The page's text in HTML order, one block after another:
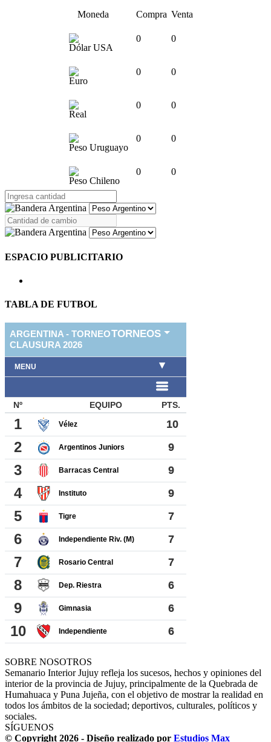
Moneda Compra Venta
Dólar USA
0 0
Euro
0 0
Real
0 0
Peso Uruguayo
0 0
Peso Chileno
0 0
ESPACIO PUBLICITARIO
TABLA DE FUTBOL
SOBRE NOSOTROS
Semanario Interior Jujuy refleja los sucesos, hechos y opiniones del
interior de la provincia de Jujuy, principalmente de la Quebrada de
Humahuaca y Puna Jujeña, con el objetivo de mostrar la realidad en
todos los ámbitos de la sociedad; deportivos, culturales, políticos y
sociales.
SÍGUENOS
© Copyright 2026 - Diseño realizado por Estudios Max